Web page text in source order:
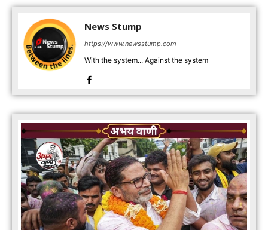
News Stump
https://www.newsstump.com
With the system... Against the system